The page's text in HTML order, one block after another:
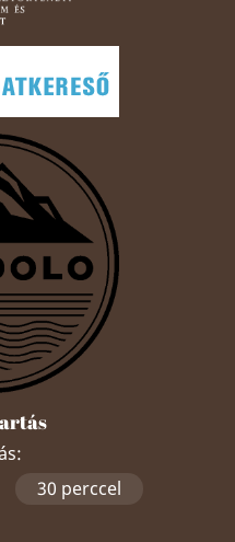
30 perccel